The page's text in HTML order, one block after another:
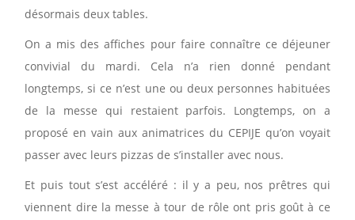
désormais deux tables.
On a mis des affiches pour faire connaître ce déjeuner
convivial du mardi. Cela n’a rien donné pendant
longtemps, si ce n’est une ou deux personnes habituées
de la messe qui restaient parfois. Longtemps, on a
proposé en vain aux animatrices du CEPIJE qu’on voyait
passer avec leurs pizzas de s’installer avec nous.
Et puis tout s’est accéléré : il y a peu, nos prêtres qui
viennent dire la messe à tour de rôle ont pris goût à ce